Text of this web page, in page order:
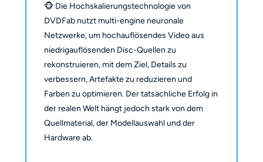
🐵 Die Hochskalierungstechnologie von
DVDFab nutzt multi-engine neuronale
Netzwerke, um hochauflösendes Video aus
niedrigauflösenden Disc-Quellen zu
rekonstruieren, mit dem Ziel, Details zu
verbessern, Artefakte zu reduzieren und
Farben zu optimieren. Der tatsächliche Erfolg in
der realen Welt hängt jedoch stark von dem
Quellmaterial, der Modellauswahl und der
Hardware ab.